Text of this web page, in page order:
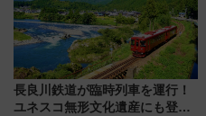
長良川鉄道が臨時列車を運行！
ユネスコ無形文化遺産にも登録